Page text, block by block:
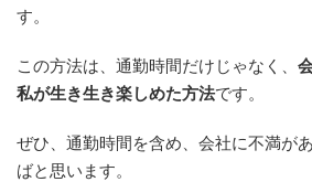
す。
この方法は、通勤時間だけじゃなく、
私が生き生き楽しめた方法です。
ぜひ、通勤時間を含め、会社に不満が
ばと思います。